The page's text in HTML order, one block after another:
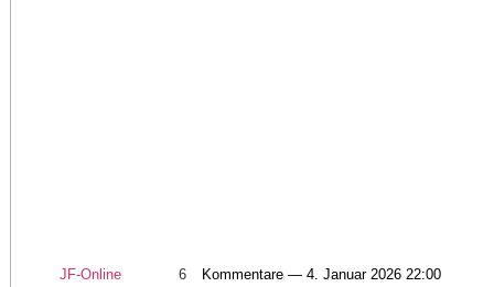
JF-Online 6 Kommentare — 4. Januar 2026 22:00